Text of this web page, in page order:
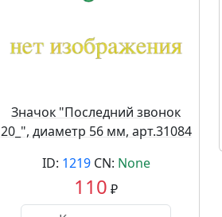
Значок "Последний звонок
20_", диаметр 56 мм, арт.31084
ID: 1219CN: None
110 ₽